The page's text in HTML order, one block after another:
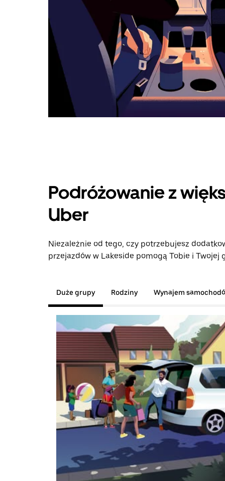
Podróżowanie z
Uber
Niezależnie od tego, czy potrzebujesz
przejazdów w Lakeside pomogą Tobie i Twojej
Duże grupy Rodziny Wynajem